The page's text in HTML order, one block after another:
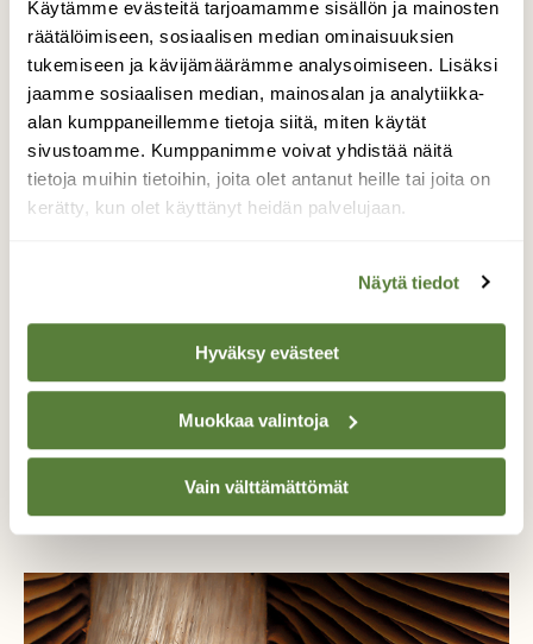
Käytämme evästeitä tarjoamamme sisällön ja mainosten
räätälöimiseen, sosiaalisen median ominaisuuksien
tukemiseen ja kävijämäärämme analysoimiseen. Lisäksi
jaamme sosiaalisen median, mainosalan ja analytiikka-
alan kumppaneillemme tietoja siitä, miten käytät
sivustoamme. Kumppanimme voivat yhdistää näitä
tietoja muihin tietoihin, joita olet antanut heille tai joita on
kerätty, kun olet käyttänyt heidän palvelujaan.
Näytä tiedot
Hyväksy evästeet
Muokkaa valintoja
Vain välttämättömät
Testissä retkikeittimet: Millä pannu kuumaksi?
RETKIVINKIT
Retkeilyn ympäristökuorma voi olla yllättävän
suuri – entä jos lähtisit seuraavalle retkelle
julkisilla?